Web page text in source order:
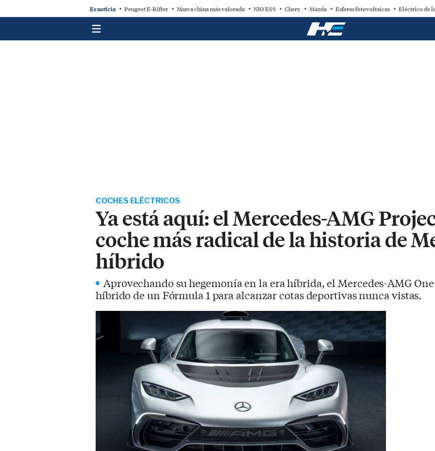
Es noticia Peugeot E-Rifter Marca china más valorada NIO ES9 Chery Mazda Esferas fotovoltaicas Eléctrico de
COCHES ELÉCTRICOS
Ya está aquí: el Mercedes-AMG
coche más radical de la historia de
híbrido
Aprovechando su hegemonía en la era híbrida, el Mercedes-AMG
híbrido de un Fórmula 1 para alcanzar cotas deportivas nunca vistas.